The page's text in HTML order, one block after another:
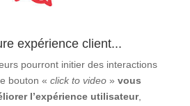
expérience client...
pourront initier des interactions
bouton «click to video »vous
l’expérience utilisateur,